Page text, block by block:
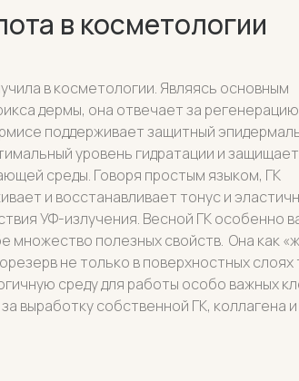
в косметологии
в косметологии. Являясь основным
дермы, она отвечает за
поддерживает защитный
уровень гидратации и
среды. Говоря простым языком, ГК
и восстанавливает тонус и
УФ-излучения. Весной ГК особенно
множество полезных свойств. Она как
не только в поверхностных слоях
среду для работы особо важных
выработку собственной ГК, коллагена и